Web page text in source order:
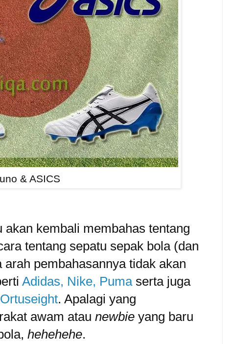
& ASICS
kembali membahas tentang
tentang sepatu sepak bola (dan
pembahasannya tidak akan
Adidas, Nike, Pumaserta juga
. Apalagi yang
awam atau newbie yang baru
hehehehe.